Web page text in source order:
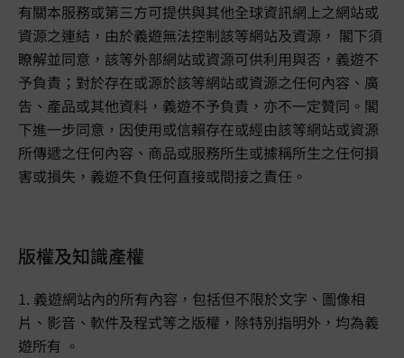
有關本服務或第三方可提供與其他全球資訊網上之網站或
資源之連結，由於義遊無法控制該等網站及資源， 閣下須
瞭解並同意，該等外部網站或資源可供利用與否，義遊不
予負責；對於存在或源於該等網站或資源之任何內容、廣
告、產品或其他資料，義遊不予負責，亦不一定贊同。閣
下進一步同意，因使用或信賴存在或經由該等網站或資源
所傳遞之任何內容、商品或服務所生或據稱所生之任何損
害或損失，義遊不負任何直接或間接之責任。
版權及知識產權
1. 義遊網站內的所有內容，包括但不限於文字、圖像相
片、影音、軟件及程式等之版權，除特別指明外，均為義
遊所有 。